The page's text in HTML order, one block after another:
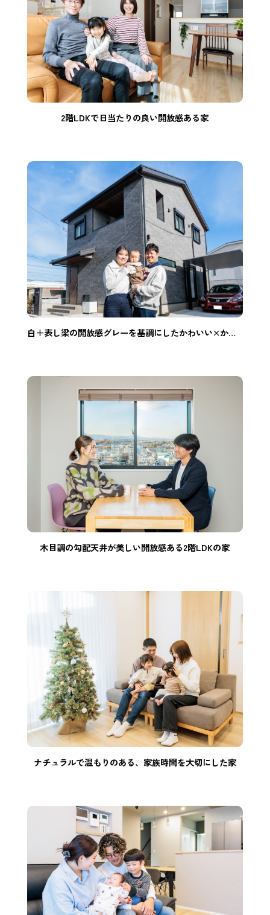
2階LDKで日当たりの良い開放感ある家
白＋表し梁の開放感グレーを基調にしたかわいい×かっこいい家
木目調の勾配天井が美しい開放感ある2階LDKの家
ナチュラルで温もりのある、家族時間を大切にした家